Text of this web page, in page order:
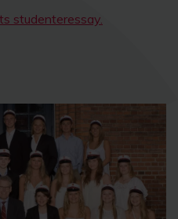
studenteressay.